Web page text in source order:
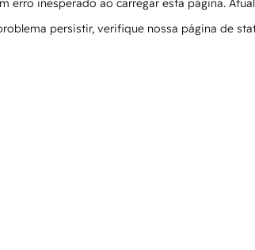
persistir, verifique nossa página de